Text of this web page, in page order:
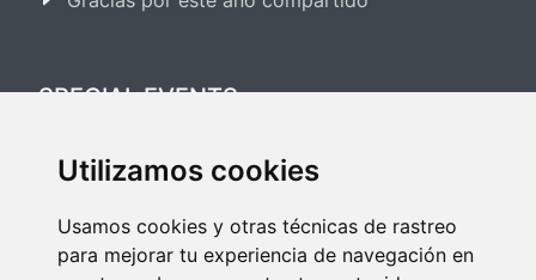
Utilizamos cookies
Usamos cookies y otras técnicas de rastreo
para mejorar tu experiencia de navegación en
SPECIAL EVENTS
Festival Salsa & Bachata 2025
Festival Bailes de Salón 2025